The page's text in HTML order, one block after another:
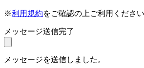
※利用規約をご確認の上ご利用ください
メッセージ送信完了
メッセージを送信しました。